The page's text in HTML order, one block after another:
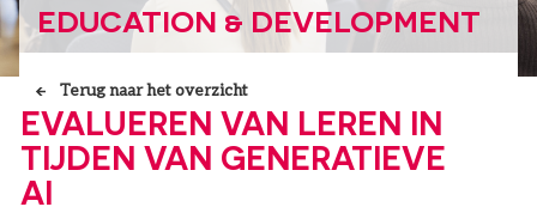
EDUCATION & DEVELOPMENT
Terug naar het overzicht
EVALUEREN VAN LEREN IN
TIJDEN VAN GENERATIEVE
AI